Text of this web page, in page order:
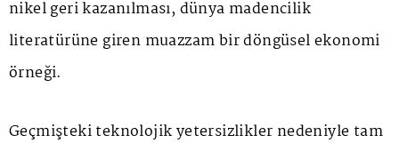
nikel geri kazanılması, dünya madencilik
literatürüne giren muazzam bir döngüsel ekonomi
örneği.
Geçmişteki teknolojik yetersizlikler nedeniyle tam